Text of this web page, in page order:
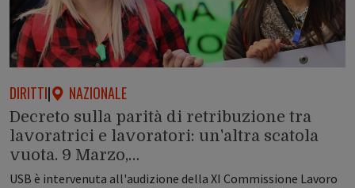
DIRITTI| NAZIONALE
Decreto sulla parità di retribuzione tra
lavoratrici e lavoratori: un'altra scatola
vuota. 9 Marzo,…
USB è intervenuta all'audizione della XI Commissione Lavoro